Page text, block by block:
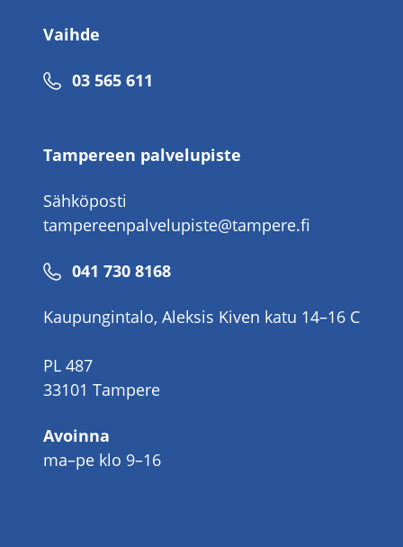
Vaihde
Puhelinnumero
03 565 611
Tampereen palvelupiste
Sähköposti
tampereenpalvelupiste@tampere.fi
Puhelinnumero
041 730 8168
Kaupungintalo, Aleksis Kiven katu 14–16 C
PL 487
33101 Tampere
Avoinna
ma–pe klo 9–16